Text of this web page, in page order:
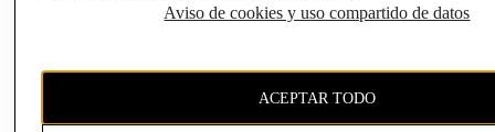
EMPRESARIAL
CONDICIONES
GIFT CARD
AVISO DE
Aviso de cookies y uso compartido de datos
ACEPTAR TODO